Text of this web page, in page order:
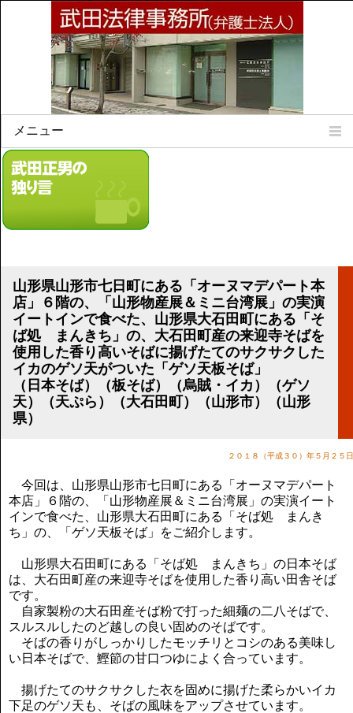
メニュー
Home
所属弁護士
法律相談案内
リンク集
顧問契約について
講演のご案内
気をつけたい法律のポイント
武田正男の独り言
山形県山形市七日町にある「オーヌマデパート本
店」６階の、「山形物産展＆ミニ台湾展」の実演
イートインで食べた、山形県大石田町にある「そ
ば処 まんきち」の、大石田町産の来迎寺そばを
使用した香り高いそばに揚げたてのサクサクした
イカのゲソ天がついた「ゲソ天板そば」
（日本そば）（板そば）（烏賊・イカ）（ゲソ
天）（天ぷら）（大石田町）（山形市）（山形
県）
２０１８（平成３０）年５月２５日
今回は、山形県山形市七日町にある「オーヌマデパート
本店」６階の、「山形物産展＆ミニ台湾展」の実演イート
インで食べた、山形県大石田町にある「そば処 まんき
ち」の、「ゲソ天板そば」をご紹介します。
山形県大石田町にある「そば処 まんきち」の日本そば
は、大石田町産の来迎寺そばを使用した香り高い田舎そば
です。
自家製粉の大石田産そば粉で打った細麺の二八そばで、
スルスルしたのど越しの良い固めのそばです。
そばの香りがしっかりしたモッチリとコシのある美味し
い日本そばで、鰹節の甘口つゆによく合っています。
揚げたてのサクサクした衣を固めに揚げた柔らかいイカ
下足のゲソ天も、そばの風味をアップさせています。